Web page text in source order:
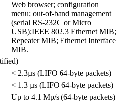
Web browser; configuration
menu; out-of-band management
(serial RS-232C or Micro
USB);IEEE 802.3 Ethernet MIB;
Repeater MIB; Ethernet Interface
MIB.
< 2.3µs (LIFO 64-byte packets)
< 1.3 µs (LIFO 64-byte packets)
Up to 4.1 Mp/s (64-byte packets)